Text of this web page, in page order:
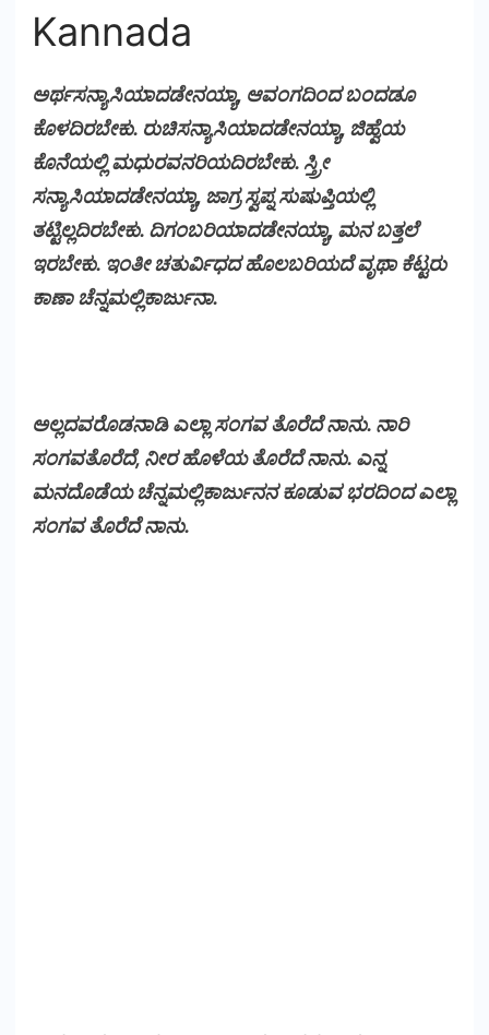
Kannada
ಅರ್ಥಸನ್ಯಾಸಿಯಾದಡೇನಯ್ಯಾ, ಆವಂಗದಿಂದ ಬಂದಡೂ
ಕೊಳದಿರಬೇಕು. ರುಚಿಸನ್ಯಾಸಿಯಾದಡೇನಯ್ಯಾ, ಜಿಹ್ವೆಯ
ಕೊನೆಯಲ್ಲಿ ಮಧುರವನರಿಯದಿರಬೇಕು. ಸ್ತ್ರೀ
ಸನ್ಯಾಸಿಯಾದಡೇನಯ್ಯಾ, ಜಾಗ್ರ ಸ್ವಪ್ನ ಸುಷುಪ್ತಿಯಲ್ಲಿ
ತಟ್ಟಿಲ್ಲದಿರಬೇಕು. ದಿಗಂಬರಿಯಾದಡೇನಯ್ಯಾ, ಮನ ಬತ್ತಲೆ
ಇರಬೇಕು. ಇಂತೀ ಚತುರ್ವಿಧದ ಹೊಲಬರಿಯದೆ ವೃಥಾ ಕೆಟ್ಟರು
ಕಾಣಾ ಚೆನ್ನಮಲ್ಲಿಕಾರ್ಜುನಾ.
ಅಲ್ಲದವರೊಡನಾಡಿ ಎಲ್ಲಾ ಸಂಗವ ತೊರೆದೆ ನಾನು. ನಾರಿ
ಸಂಗವತೊರೆದೆ, ನೀರ ಹೊಳೆಯ ತೊರೆದೆ ನಾನು. ಎನ್ನ
ಮನದೊಡೆಯ ಚೆನ್ನಮಲ್ಲಿಕಾರ್ಜುನನ ಕೂಡುವ ಭರದಿಂದ ಎಲ್ಲಾ
ಸಂಗವ ತೊರೆದೆ ನಾನು.